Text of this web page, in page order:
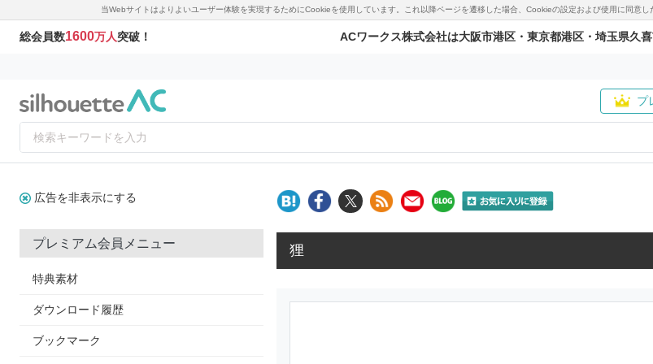
当Webサイトはよりよいユーザー体験を実現するためにCookieを使用しています。これ以降ページを遷移した場合、Cookieの設定および使用に同意
総会員数1600万人突破！ ACワークス株式会社は大阪市港区・東京都港区・埼玉県久
プ
広告を非表示にする
プレミアム会員メニュー
特典素材
ダウンロード履歴
ブックマーク
狸